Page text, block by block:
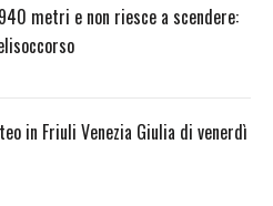
metri e non riesce a scendere:
in Friuli Venezia Giulia di venerdì